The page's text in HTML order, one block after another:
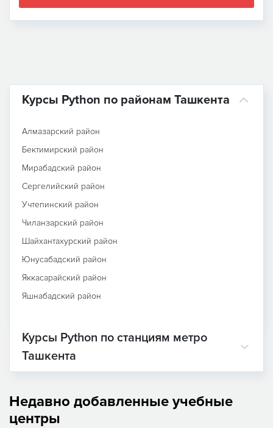
Курсы Python по районам Ташкента
Алмазарский район
Бектимирский район
Мирабадский район
Сергелийский район
Учтепинский район
Чиланзарский район
Шайхантахурский район
Юнусабадский район
Яккасарайский район
Яшнабадский район
Курсы Python по станциям метро
Ташкента
Недавно добавленные учебные
центры